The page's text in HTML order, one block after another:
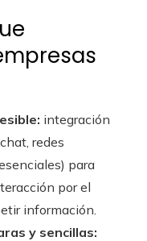
integración
redes
para
por el
información.
y sencillas: